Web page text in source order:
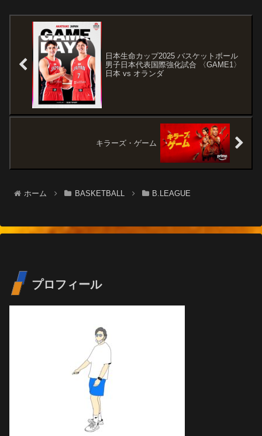
す。オススメ度あらすじ＆予告
編小柄なカレッジ選手が、...
たちと、強い信念を持って指導
日本生命カップ2025 バスケットボール
男子日本代表国際強化試合 〈GAME1〉
日本 vs オランダ
キラーズ・ゲーム
ホーム BASKETBALL B.LEAGUE
プロフィール